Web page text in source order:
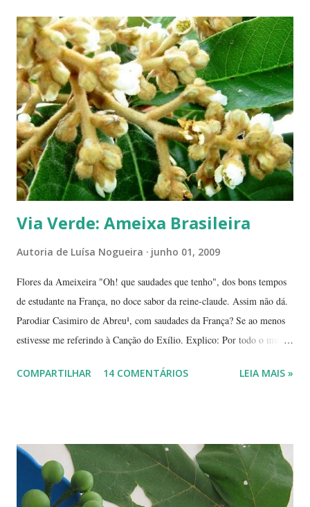
jóias preciosas, estão presentes na ceia de réveillon. Sim, eles nos
remetem a alegres brincadeiras - por muitos levadas a sério: São
guardados em carteiras, deixados sob os pratos e por aí vai ... E,
dizem, é um sinal de boa sorte para o ano que começa. Caramboleira -
Quer um Natal bem brasileiro? Use a imaginação, enfeitando su...
Via Verde: Ameixa Brasileira
Autoria de Luísa Nogueira junho 01, 2009
Flores da Ameixeira "Oh! que saudades que tenho", dos bons tempos
de estudante na França, no doce sabor da reine-claude. Assim não dá.
Parodiar Casimiro de Abreu¹, com saudades da França? Se ao menos
estivesse me referindo à Canção do Exílio. Explico: Por todo o mundo
precisos, mas é por aí. Na Europa existe uma grande quantidade delas,
coquinho, morango, amora - estou citando as que amo, claro. Em
Paris pode-se encontrar a reine-claude em quase todos os lugares, dos
supermercados às feiras livres. Foi em uma dessas feiras que a
COMPARTILHAR 14 COMENTÁRIOS LEIA MAIS »